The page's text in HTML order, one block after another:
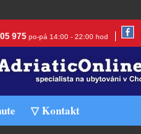
975 po-pá 14:00 - 22:00 hod
▽ Kontakt